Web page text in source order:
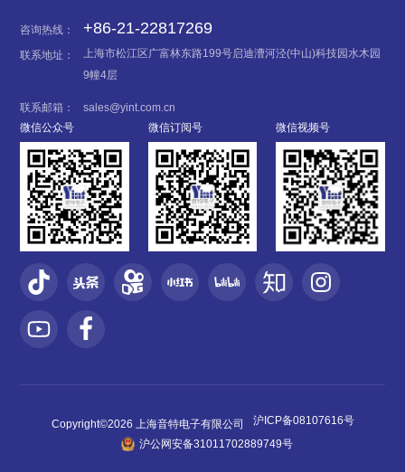
咨询热线： +86-21-22817269
联系地址：
上海市松江区广富林东路199号启迪漕河泾(中山)科技园水木园
9幢4层
联系邮箱：
sales@yint.com.cn
微信公众号
微信订阅号 微信视频号
Copyright©2026 上海音特电子有限公司
沪ICP备08107616号
沪公网安备31011702889749号